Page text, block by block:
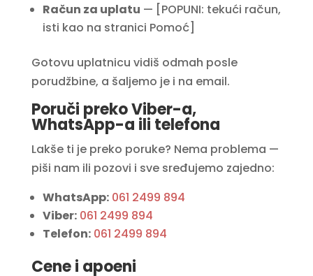
Račun za uplatu — [POPUNI: tekući račun,
isti kao na stranici Pomoć]
Gotovu uplatnicu vidiš odmah posle
porudžbine, a šaljemo je i na email.
Poruči preko Viber-a,
WhatsApp-a ili telefona
Lakše ti je preko poruke? Nema problema —
piši nam ili pozovi i sve sređujemo zajedno:
WhatsApp: 061 2499 894
Viber: 061 2499 894
Telefon: 061 2499 894
Cene i apoeni